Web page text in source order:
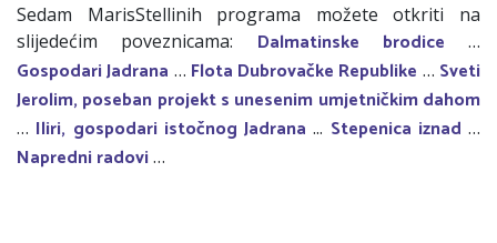
Sedam MarisStellinih programa možete otkriti na
slijedećim poveznicama: Dalmatinske brodice …
Gospodari Jadrana … Flota Dubrovačke Republike … Sveti
Jerolim, poseban projekt s unesenim umjetničkim dahom
… Iliri, gospodari istočnog Jadrana ... Stepenica iznad …
Napredni radovi…